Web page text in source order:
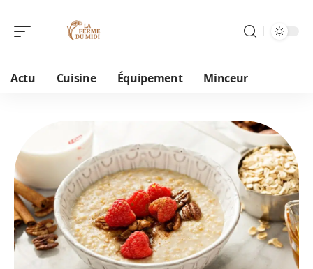
Actu Cuisine Équipement Minceur